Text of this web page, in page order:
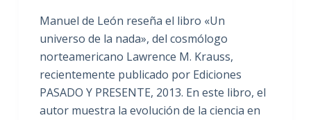
Manuel de León reseña el libro «Un
universo de la nada», del cosmólogo
norteamericano Lawrence M. Krauss,
recientemente publicado por Ediciones
PASADO Y PRESENTE, 2013. En este libro, el
autor muestra la evolución de la ciencia en